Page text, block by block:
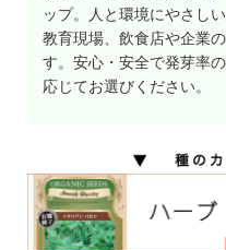
ップ。人と環境にやさし
教育現場、飲食店や企業
す。安心・安全で発芽率
応じてお選びください。